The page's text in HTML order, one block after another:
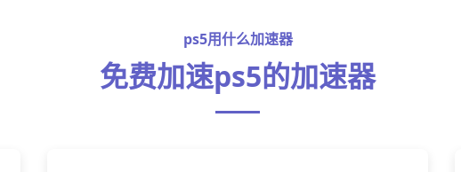
ps5用什么加速器
免费加速ps5的加速器